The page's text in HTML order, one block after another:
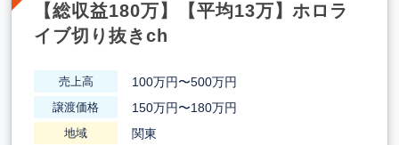
【総収益180万】【平均13万】ホロラ
イブ切り抜きch
売上高 100万円〜500万円
譲渡価格 150万円〜180万円
地域 関東